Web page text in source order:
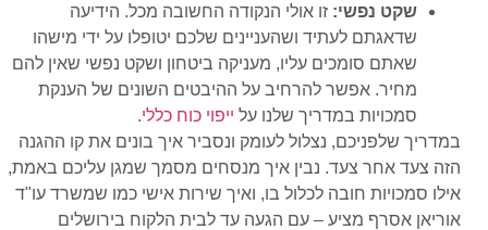
שקט נפשי: זו אולי הנקודה החשובה מכל. הידיעה
שדאגתם לעתיד ושהעניינים שלכם יטופלו על ידי מישהו
שאתם סומכים עליו, מעניקה ביטחון ושקט נפשי שאין להם
מחיר. אפשר להרחיב על ההיבטים השונים של הענקת
סמכויות במדריך שלנו על ייפוי כוח כללי.
במדריך שלפניכם, נצלול לעומק ונסביר איך בונים את קו ההגנה
הזה צעד אחר צעד. נבין איך מנסחים מסמך שמגן עליכם באמת,
אילו סמכויות חובה לכלול בו, ואיך שירות אישי כמו שמשרד עו"ד
אוריאן אסרף מציע – עם הגעה עד לבית הלקוח בירושלים